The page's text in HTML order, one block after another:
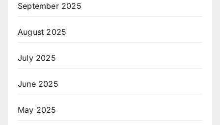
September 2025
August 2025
July 2025
June 2025
May 2025